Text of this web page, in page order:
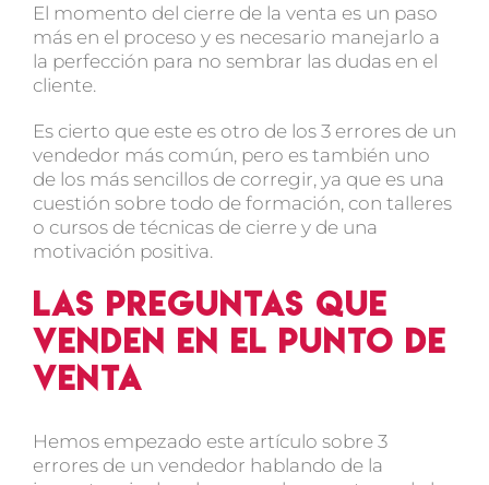
El momento del cierre de la venta es un paso
más en el proceso y es necesario manejarlo a
la perfección para no sembrar las dudas en el
cliente.
Es cierto que este es otro de los 3 errores de un
vendedor más común, pero es también uno
de los más sencillos de corregir, ya que es una
cuestión sobre todo de formación, con talleres
o cursos de técnicas de cierre y de una
motivación positiva.
Las preguntas que
venden en el punto de
venta
Hemos empezado este artículo sobre 3
errores de un vendedor hablando de la